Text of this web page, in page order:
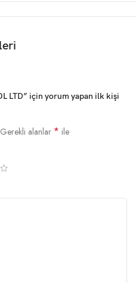
LTD” için yorum yapan ilk kişi
Gerekli alanlar * ile